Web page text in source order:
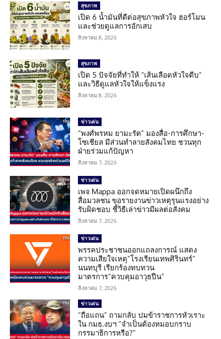
สุขภาพ
เปิด 6 น้ำมันที่ดีต่อสุขภาพหัวใจ ฮอร์โมน
และช่วยดูแลการอักเสบ
สิงหาคม 8, 2026
สุขภาพ
เปิด 5 ปัจจัยที่ทำให้ “เส้นเลือดหัวใจตีบ”
และวิธีดูแลหัวใจให้แข็งแรง
สิงหาคม 8, 2026
ข่าวเด่น
“พงศ์พรหม ยามะรัต” มองสื่อ-การศึกษา-
โซเชียล มีส่วนทำลายสังคมไทย ชวนทุก
ฝ่ายร่วมแก้ปัญหา
สิงหาคม 7, 2026
ข่าวเด่น
เพจ Mappa ออกจดหมายเปิดผนึกถึง
สื่อมวลชน ขอรายงานข่าวเหตุรุนแรงอย่าง
รับผิดชอบ ชี้วิธีเล่าข่าวมีผลต่อสังคม
สิงหาคม 7, 2026
ข่าวเด่น
พรรคประชาชนออกแถลงการณ์ แสดง
ความเสียใจเหตุ”โรงเรียนเทพศิรินทร์”
นนทบุรี เรียกร้องทบทวน
มาตรการ”ควบคุมอาวุธปืน”
สิงหาคม 7, 2026
ข่าวเด่น
“ถือแถน” ถามกลับ ปมข้าราชการหัวเราะ
ใน กมธ.งบฯ “จำเป็นต้องหมอบกราบ
กรรมาธิการหรือ?”